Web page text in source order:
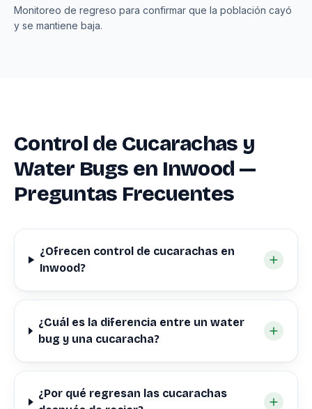
Monitoreo de regreso para confirmar que la población cayó
y se mantiene baja.
Control de Cucarachas y
Water Bugs en Inwood —
Preguntas Frecuentes
¿Ofrecen control de cucarachas en
Inwood?
¿Cuál es la diferencia entre un water
bug y una cucaracha?
¿Por qué regresan las cucarachas